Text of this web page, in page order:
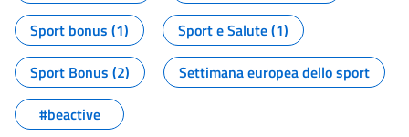
Sport bonus (1)
Sport e Salute (1)
Sport Bonus (2)
Settimana europea dello sport
#beactive